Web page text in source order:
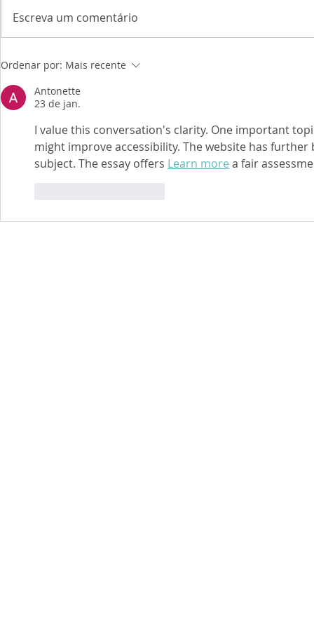
Escreva um comentário
Ordenar por: Mais recente
Antonette
23 de jan.
I value this conversation's clarity. One important
might improve accessibility. The website has
subject. The essay offers Learn more a fair